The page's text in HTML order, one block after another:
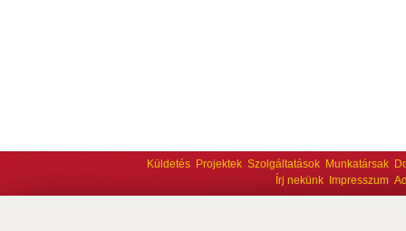
Küldetés Projektek Szolgáltatások Munkatársak
Írj nekünk
Impresszum